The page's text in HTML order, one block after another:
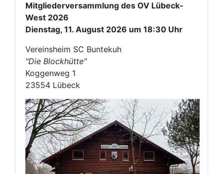
Mitgliederversammlung des OV Lübeck-
West 2026
Dienstag, 11. August 2026 um 18:30 Uhr
Vereinsheim SC Buntekuh
"Die Blockhütte"
Koggenweg 1
23554 Lübeck